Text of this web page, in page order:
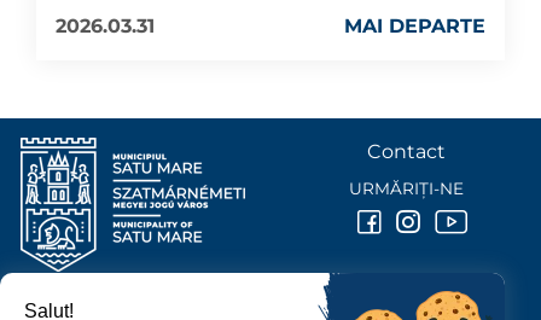
2026.03.31
MAI DEPARTE
PRIMĂRIA MUNICIPIULUI
Contact
URMĂRIȚI-NE
Salut!